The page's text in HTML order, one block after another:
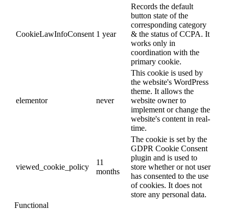
CookieLawInfoConsent 1 year
Records the default
button state of the
corresponding category
& the status of CCPA. It
works only in
coordination with the
primary cookie.
elementor never
This cookie is used by
the website's WordPress
theme. It allows the
website owner to
implement or change the
website's content in real-
time.
viewed_cookie_policy
11
months
The cookie is set by the
GDPR Cookie Consent
plugin and is used to
store whether or not user
has consented to the use
of cookies. It does not
store any personal data.
Functional